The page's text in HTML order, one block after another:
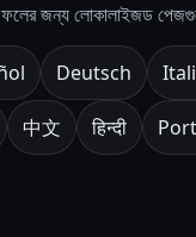
ফলের জন্য লোকালাইজড
Deutsch
中文 हिन्दी